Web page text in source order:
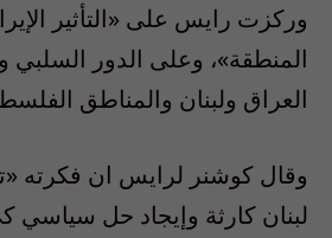
وركزت رايس على «التأثير
المنطقة»، وعلى الدور السلبي
العراق ولبنان والمناطق
وقال كوشنر لرايس ان فكرته
لبنان كارثة وإيجاد حل سياسي